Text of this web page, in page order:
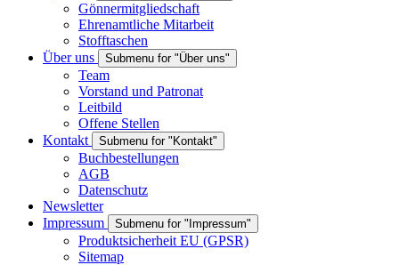
Gönnermitgliedschaft
Ehrenamtliche Mitarbeit
Stofftaschen
Über uns
Submenu for "Über uns"
Team
Vorstand und Patronat
Leitbild
Offene Stellen
Kontakt
Submenu for "Kontakt"
Buchbestellungen
AGB
Datenschutz
Newsletter
Impressum
Submenu for "Impressum"
Produktsicherheit EU (GPSR)
Sitemap